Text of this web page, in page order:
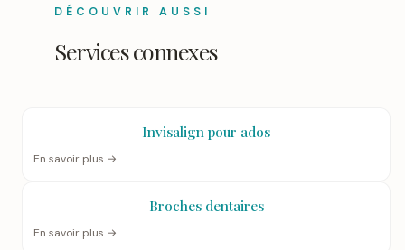
DÉCOUVRIR AUSSI
Services connexes
Invisalign pour ados
En savoir plus →
Broches dentaires
En savoir plus →